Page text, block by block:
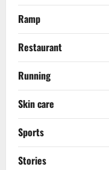
Ramp
Restaurant
Running
Skin care
Sports
Stories